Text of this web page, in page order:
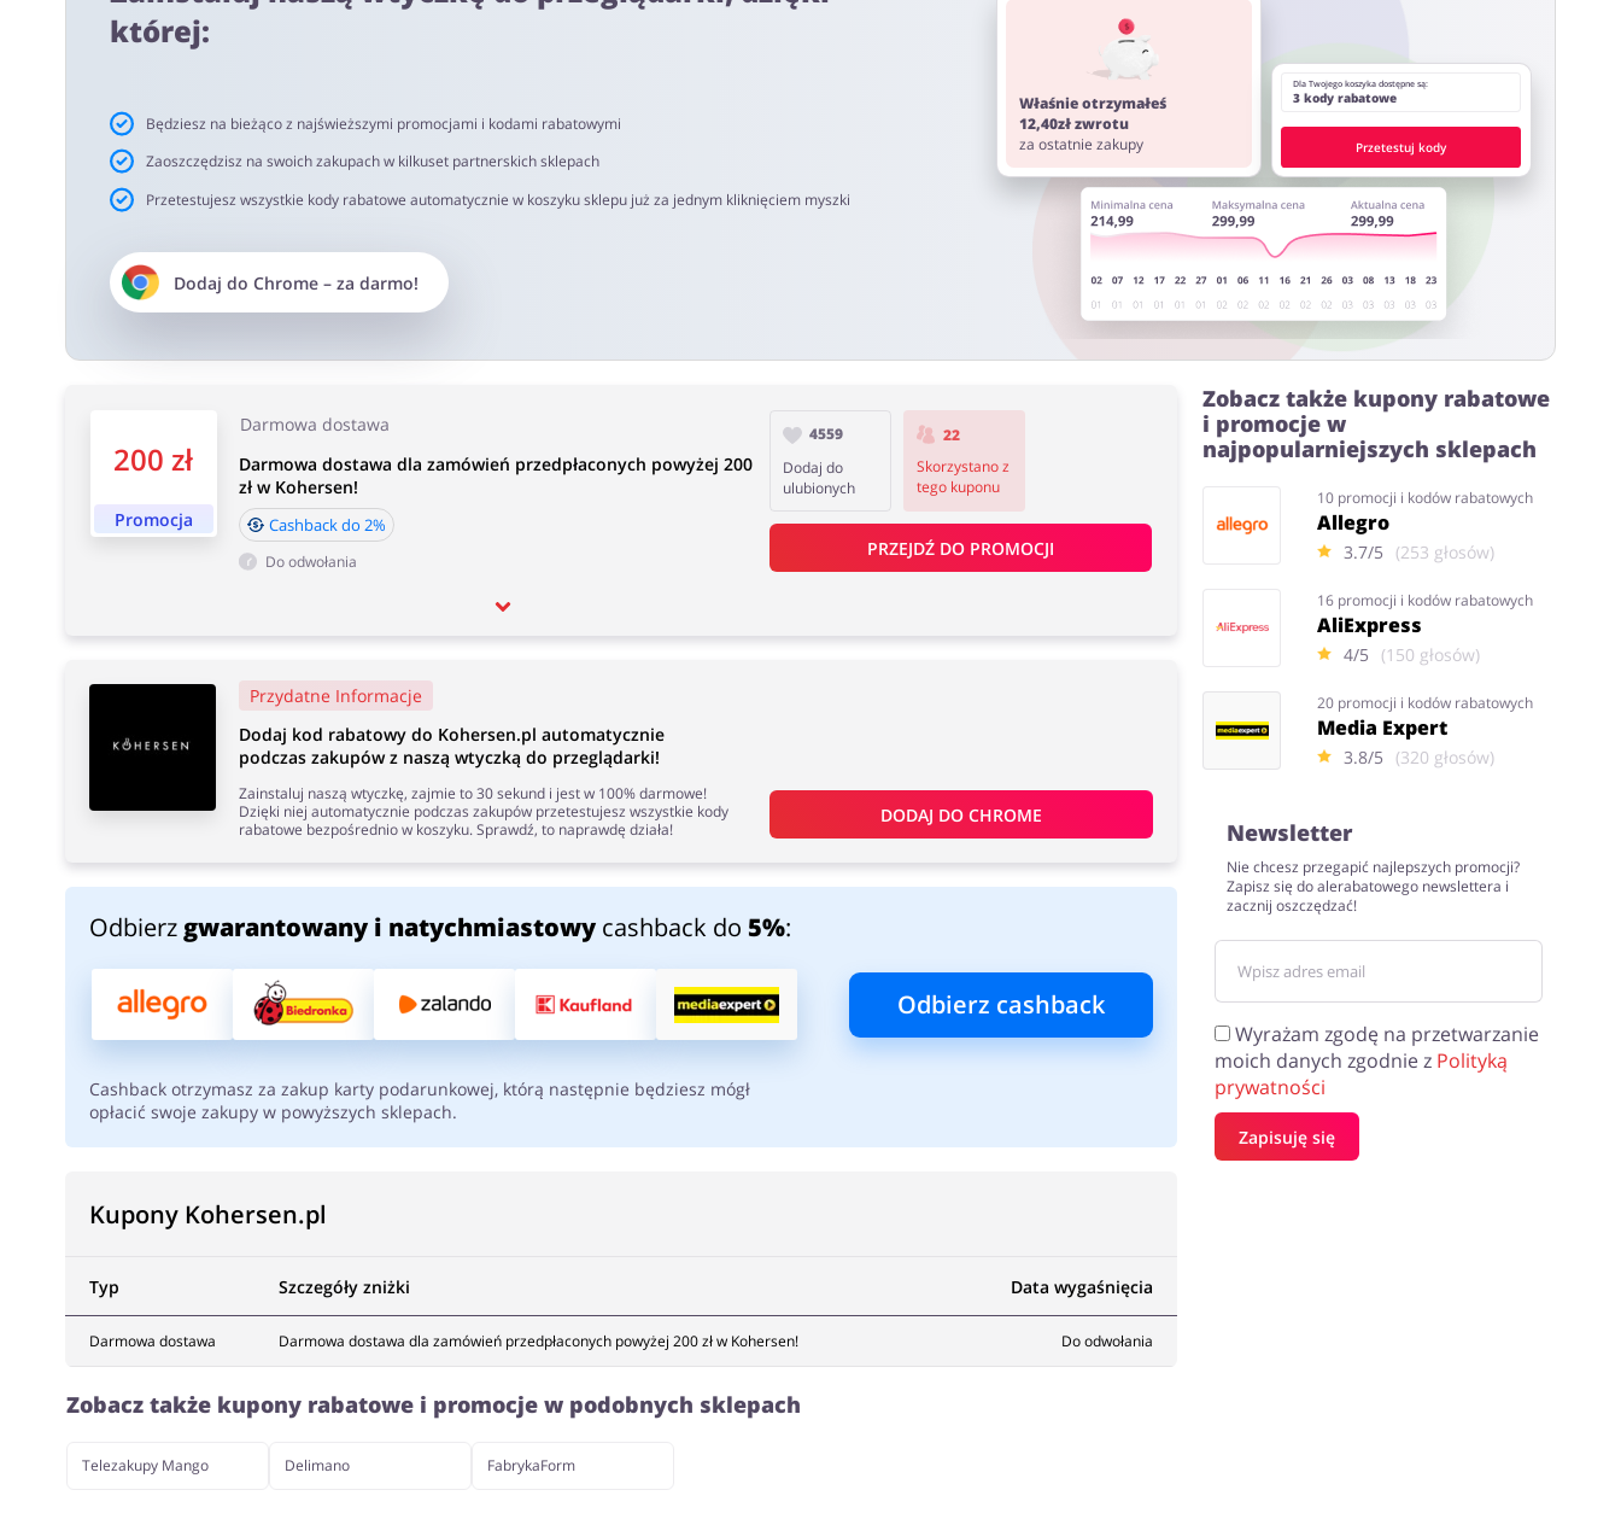
netto. Rekomendujemy korzystanie z wtyczki alerabat.com. Pamiętaj aby przed zakupem wyłączyć AdBlock oraz aby nie korzystać z innych stron lub rozszerzeń do przeglądarki
oferujących kody rabatowe lub cashback.
Czas akceptacji cashback:
Średni czas akceptacji Cashback w Kohersen.pl wynosi od 40 do 90 dni.
której:
Będziesz na bieżąco z najświeższymi promocjami i kodami rabatowymi
Zaoszczędzisz na swoich zakupach w kilkuset partnerskich sklepach
Przetestujesz wszystkie kody rabatowe automatycznie w koszyku sklepu już za jednym kliknięciem myszki
Dodaj do Chrome– za darmo!
Właśnie otrzymałeś
12,40zł zwrotu
za ostatnie zakupy
Dla Twojego koszyka dostępne są:
3 kody rabatowe
Przetestuj kody
200 zł
Promocja
Darmowa dostawa
Darmowa dostawa dla zamówień przedpłaconych powyżej 200
zł w Kohersen!
Cashback do 2%
Do odwołania
4559
Dodaj do
ulubionych
22
Skorzystano z
tego kuponu
PRZEJDŹ DO PROMOCJI
Przydatne Informacje
Dodaj kod rabatowy do Kohersen.pl automatycznie
podczas zakupów z naszą wtyczką do przeglądarki!
Zainstaluj naszą wtyczkę, zajmie to 30 sekund i jest w 100% darmowe!
Dzięki niej automatycznie podczas zakupów przetestujesz wszystkie kody
rabatowe bezpośrednio w koszyku. Sprawdź, to naprawdę działa!
DODAJ DO CHROME
Odbierz gwarantowany i natychmiastowycashback do 5%:
Odbierz cashback
Cashback otrzymasz za zakup karty podarunkowej, którą następnie będziesz mógł
opłacić swoje zakupy w powyższych sklepach.
Kupony Kohersen.pl
Typ Szczegóły zniżki Data wygaśnięcia
Darmowa dostawa Darmowa dostawa dla zamówień przedpłaconych powyżej 200 zł w Kohersen! Do odwołania
Zobacz także kupony rabatowe i promocje w podobnych sklepach
Telezakupy Mango Delimano FabrykaForm
Zobacz także kupony rabatowe
i promocje w
najpopularniejszych sklepach
10 promocji i kodów rabatowych
Allegro
3.7/5 (253 głosów)
16 promocji i kodów rabatowych
AliExpress
4/5 (150 głosów)
20 promocji i kodów rabatowych
Media Expert
3.8/5 (320 głosów)
Newsletter
Nie chcesz przegapić najlepszych promocji?
Zapisz się do alerabatowego newslettera i
zacznij oszczędzać!
Wyrażam zgodę na przetwarzanie
moich danych zgodnie z Polityką
prywatności
Zapisuję się